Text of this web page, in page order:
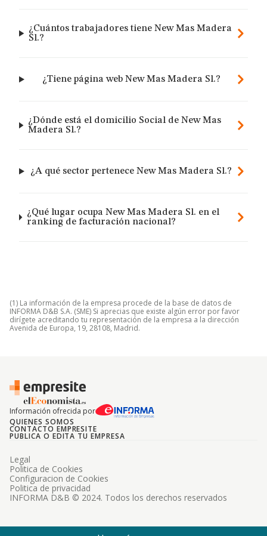
¿Cuántos trabajadores tiene New Mas Madera
Sl.?
¿Tiene página web New Mas Madera Sl.?
¿Dónde está el domicilio Social de New Mas
Madera Sl.?
¿A qué sector pertenece New Mas Madera Sl.?
¿Qué lugar ocupa New Mas Madera Sl. en el
ranking de facturación nacional?
(1) La información de la empresa procede de la base de datos de
INFORMA D&B S.A. (SME) Si aprecias que existe algún error por favor
dirígete acreditando tu representación de la empresa a la dirección
Avenida de Europa, 19, 28108, Madrid.
Información ofrecida por
QUIENES SOMOS
CONTACTO EMPRESITE
PUBLICA O EDITA TU EMPRESA
INFORMA D&B © 2024. Todos los derechos reservados
Legal
Politica de Cookies
Configuracion de Cookies
Politica de privacidad